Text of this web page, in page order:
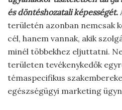
és döntéshozatali képességét.
területén azonban nemcsak
cél, hanem vannak, akik
minél többekhez eljuttatni.
területen tevékenykedők
témaspecifikus
egészségügyi marketing